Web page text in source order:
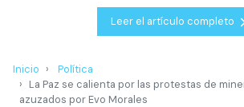
Leer el artículo completo
Inicio
Política
La Paz se calienta por las protestas de
azuzados por Evo Morales